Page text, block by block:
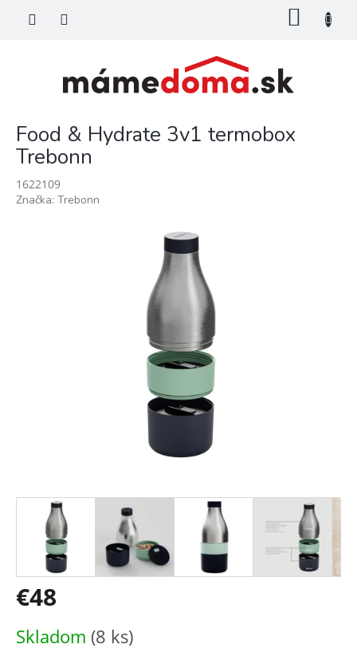
Food & Hydrate 3v1 termobox
Trebonn
1622109
Značka: Trebonn
€48
cena:
Skladom (8 ks)